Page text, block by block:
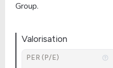
Group.
Valorisation
PER (P/E)